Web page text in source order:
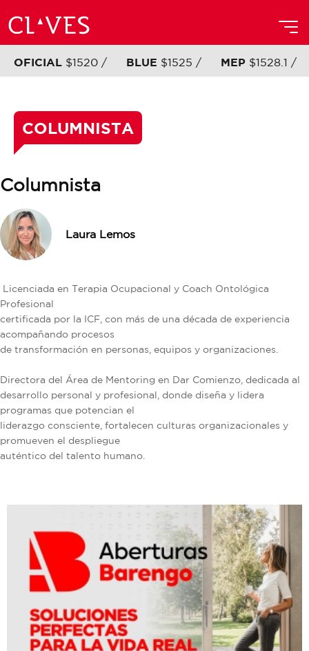
OFICIAL $1520 / BLUE $1525 / MEP $1528.1 /
COLUMNISTA
Columnista
Laura Lemos
Licenciada en Terapia Ocupacional y Coach Ontológica
Profesional
certificada por la ICF, con más de una década de experiencia
acompañando procesos
de transformación en personas, equipos y organizaciones.
Directora del Área de Mentoring en Dar Comienzo, dedicada al
desarrollo personal y profesional, donde diseña y lidera
programas que potencian el
liderazgo consciente, fortalecen culturas organizacionales y
promueven el despliegue
auténtico del talento humano.